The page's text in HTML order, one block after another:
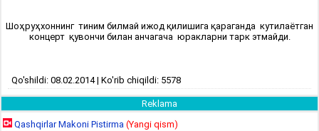
Шоҳруҳхоннинг тиним билмай ижод қилишига қараганда кутилаётган
концерт қувончи билан анчагача юракларни тарк этмайди.
Qo'shildi: 08.02.2014 | Ko'rib chiqildi: 5578
Reklama
Qashqirlar Makoni Pistirma (Yangi qism)